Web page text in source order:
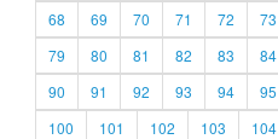
68
69 70 71 72 73
79
80 81 82 83 84
90
91 92 93 94 95
100
101 102 103 104